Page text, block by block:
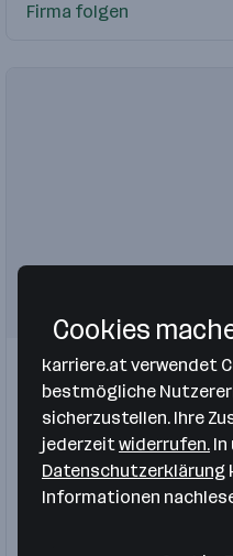
Firma folgen
Kahlbacher
Kitzbühel,Amstetten-
Industrie, Produktion
Schlosser Schweißer
Cookies
karriere.at verwendet
bestmögliche
sicherzustellen. Ihre
jederzeit widerrufen. In
Datenschutzerklärung
Informationen